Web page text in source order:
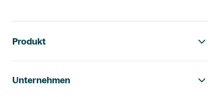
Produkt
Unternehmen